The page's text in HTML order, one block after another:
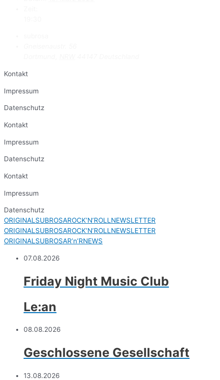
Kontakt
Impressum
Datenschutz
Kontakt
Impressum
Datenschutz
Kontakt
Impressum
Datenschutz
ORIGINALSUBROSAROCK’N’ROLLNEWSLETTER
ORIGINALSUBROSAROCK’N’ROLLNEWSLETTER
ORIGINALSUBROSAR’n’RNEWS
07.08.2026
Friday Night Music Club
Le:an
08.08.2026
Geschlossene Gesellschaft
13.08.2026